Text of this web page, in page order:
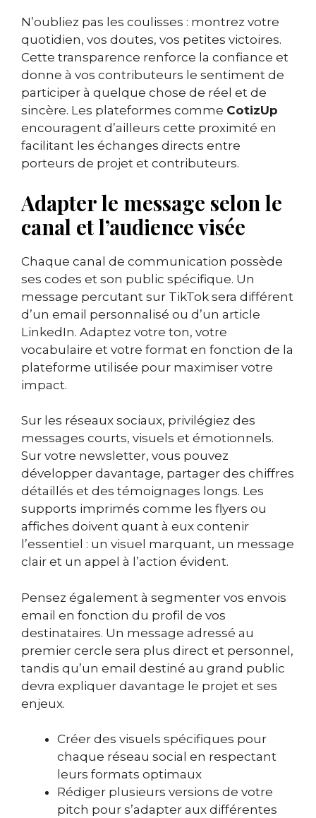
N’oubliez pas les coulisses : montrez votre
quotidien, vos doutes, vos petites victoires.
Cette transparence renforce la confiance et
donne à vos contributeurs le sentiment de
participer à quelque chose de réel et de
sincère. Les plateformes comme CotizUp
encouragent d’ailleurs cette proximité en
facilitant les échanges directs entre
porteurs de projet et contributeurs.
Adapter le message selon le
canal et l’audience visée
Chaque canal de communication possède
ses codes et son public spécifique. Un
message percutant sur TikTok sera différent
d’un email personnalisé ou d’un article
LinkedIn. Adaptez votre ton, votre
vocabulaire et votre format en fonction de la
plateforme utilisée pour maximiser votre
impact.
Sur les réseaux sociaux, privilégiez des
messages courts, visuels et émotionnels.
Sur votre newsletter, vous pouvez
développer davantage, partager des chiffres
détaillés et des témoignages longs. Les
supports imprimés comme les flyers ou
affiches doivent quant à eux contenir
l’essentiel : un visuel marquant, un message
clair et un appel à l’action évident.
Pensez également à segmenter vos envois
email en fonction du profil de vos
destinataires. Un message adressé au
premier cercle sera plus direct et personnel,
tandis qu’un email destiné au grand public
devra expliquer davantage le projet et ses
enjeux.
Créer des visuels spécifiques pour
chaque réseau social en respectant
leurs formats optimaux
Rédiger plusieurs versions de votre
pitch pour s’adapter aux différentes